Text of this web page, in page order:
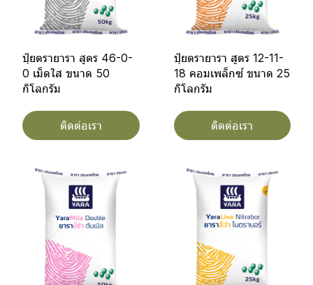
ปุ๋ยตรายารา สูตร 46-0-
0 เม็ดใส ขนาด 50
กิโลกรัม
ติดต่อเรา
ปุ๋ยตรายารา สูตร 12-11-
18 คอมเพล็กซ์ ขนาด 25
กิโลกรัม
ติดต่อเรา